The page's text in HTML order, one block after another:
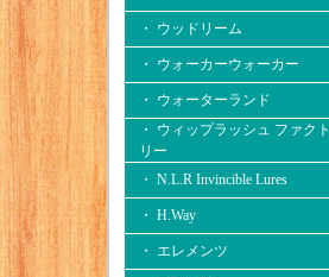
・ ウッドリーム
・ ウォーカーウォーカー
・ ウォーターランド
・ ウィップラッシュ ファクト
リー
・ N.L.R Invincible Lures
・ H.Way
・ エレメンツ